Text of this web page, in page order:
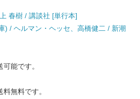
春樹 / 講談社 [単行本]
) / ヘルマン・ヘッセ、高橋健二 / 新潮
能です。
無料です。